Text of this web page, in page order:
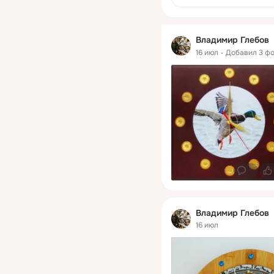
Владимир Глебов
16 июл Добавил 3
0
Владимир Глебов
16 июл